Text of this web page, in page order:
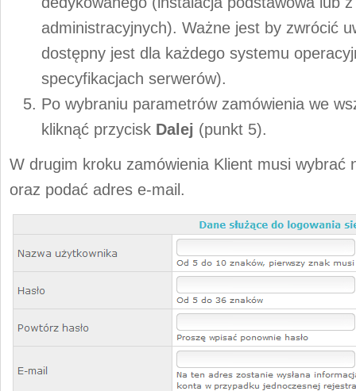
administracyjnych). Ważne jest by zwrócić
dostępny jest dla każdego systemu
specyfikacjach serwerów).
Po wybraniu parametrów zamówienia we
kliknąć przycisk Dalej (punkt 5).
W drugim kroku zamówienia Klient musi wybrać
oraz podać adres e-mail.